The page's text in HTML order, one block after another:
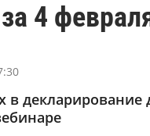
4
в декларирование